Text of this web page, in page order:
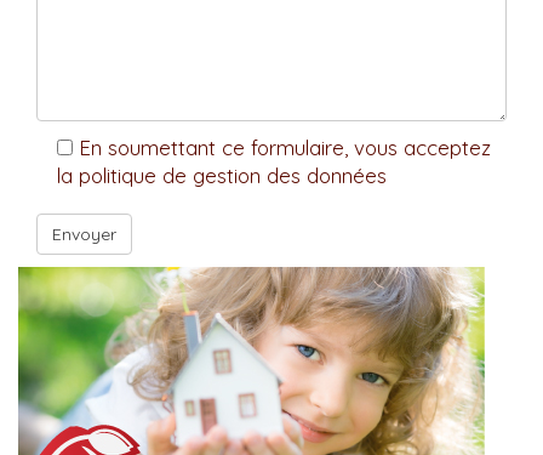
En soumettant ce formulaire, vous acceptez
la politique de gestion des données